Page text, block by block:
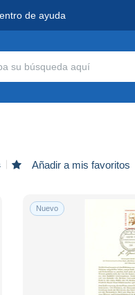
de ayuda
Añadir a mis favoritos
Nuevo